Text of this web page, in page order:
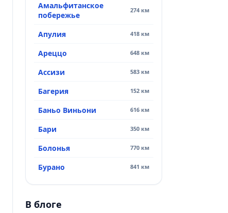
Амальфитанское
побережье
274 км
Апулия 418 км
Ареццо 648 км
Ассизи 583 км
Багерия 152 км
Баньо Виньони 616 км
Бари 350 км
Болонья 770 км
Бурано 841 км
В блоге